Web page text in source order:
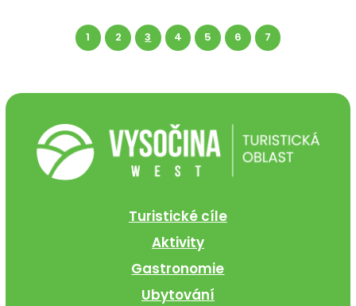
1 2 3 4 5 6 7
Turistické cíle
Aktivity
Gastronomie
Ubytování